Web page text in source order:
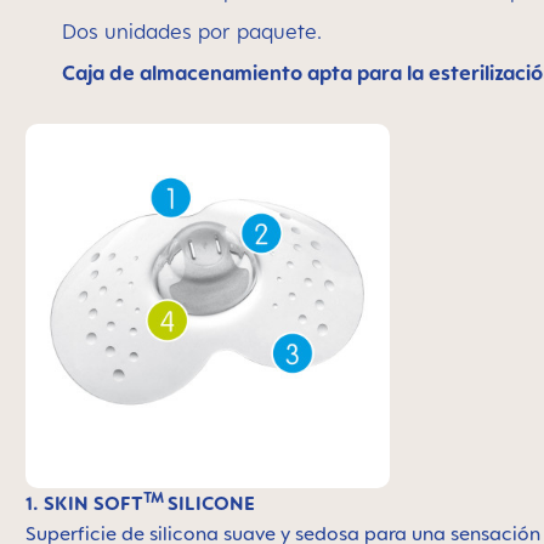
Dos unidades por paquete.
Caja de almacenamiento apta para la
1. SKIN SOFTTM SILICONE
Superficie de silicona suave y sedosa para una